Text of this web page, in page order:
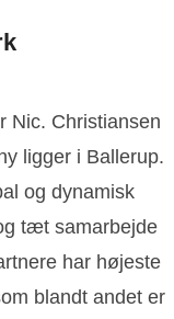
Nic. Christiansen
ligger i Ballerup.
og dynamisk
tæt samarbejde
har højeste
blandt andet er